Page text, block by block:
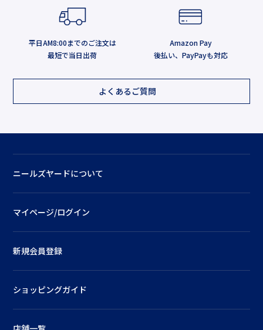
平日AM8:00までのご注文は
最短で当日出荷
Amazon Pay
後払い、PayPayも対応
よくあるご質問
ニールズヤードについて
マイページ/ログイン
新規会員登録
ショッピングガイド